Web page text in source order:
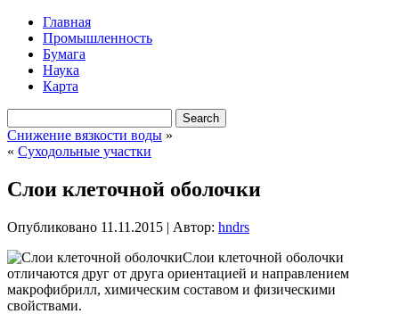
Главная
Промышленность
Бумага
Наука
Карта
Снижение вязкости воды »
« Суходольные участки
Слои клеточной оболочки
Опубликовано 11.11.2015 | Автор: hndrs
Слои клеточной оболочки
отличаются друг от друга ориентацией и направлением
макрофибрилл, химическим составом и физическими
свойствами.